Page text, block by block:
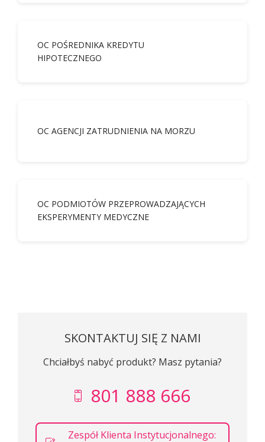
OC POŚREDNIKA KREDYTU
HIPOTECZNEGO
OC AGENCJI ZATRUDNIENIA NA MORZU
OC PODMIOTÓW PRZEPROWADZAJĄCYCH
EKSPERYMENTY MEDYCZNE
SKONTAKTUJ SIĘ Z NAMI
Chciałbyś nabyć produkt? Masz pytania?
801 888 666
Zespół Klienta Instytucjonalnego: